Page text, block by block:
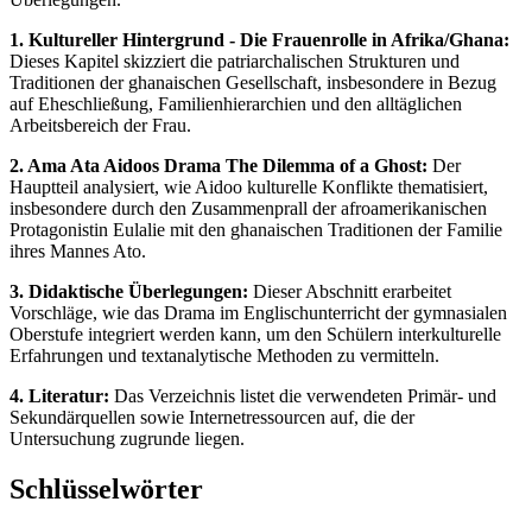
1. Kultureller Hintergrund - Die Frauenrolle in Afrika/Ghana:
Dieses Kapitel skizziert die patriarchalischen Strukturen und
Traditionen der ghanaischen Gesellschaft, insbesondere in Bezug
auf Eheschließung, Familienhierarchien und den alltäglichen
Arbeitsbereich der Frau.
2. Ama Ata Aidoos Drama The Dilemma of a Ghost: Der
Hauptteil analysiert, wie Aidoo kulturelle Konflikte thematisiert,
insbesondere durch den Zusammenprall der afroamerikanischen
Protagonistin Eulalie mit den ghanaischen Traditionen der Familie
ihres Mannes Ato.
3. Didaktische Überlegungen: Dieser Abschnitt erarbeitet
Vorschläge, wie das Drama im Englischunterricht der gymnasialen
Oberstufe integriert werden kann, um den Schülern interkulturelle
Erfahrungen und textanalytische Methoden zu vermitteln.
4. Literatur: Das Verzeichnis listet die verwendeten Primär- und
Sekundärquellen sowie Internetressourcen auf, die der
Untersuchung zugrunde liegen.
Schlüsselwörter